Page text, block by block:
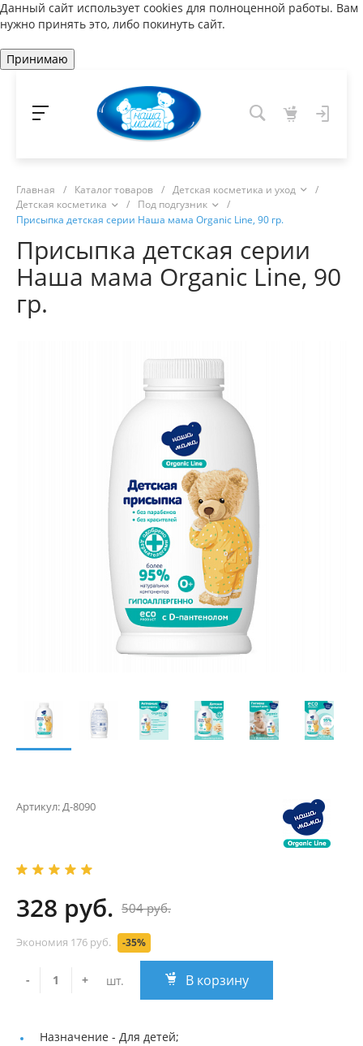
Данный сайт использует cookies для полноценной работы. Вам
нужно принять это, либо покинуть сайт.
Принимаю
Главная / Каталог товаров / Детская косметика и уход
/
Детская косметика
/ Под подгузник
/
Присыпка детская серии Наша мама Organic Line, 90 гр.
Присыпка детская серии
Наша мама Organic Line, 90
гр.
Артикул:Д-8090
328 руб. 504 руб.
Экономия 176 руб. -35%
- + шт. В корзину
Назначение - Для детей;